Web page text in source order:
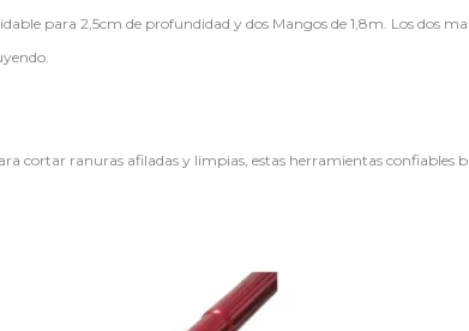
para 2,5cm de profundidad y dos Mangos de 1,8m. Los dos
cortar ranuras afiladas y limpias, estas herramientas confiables